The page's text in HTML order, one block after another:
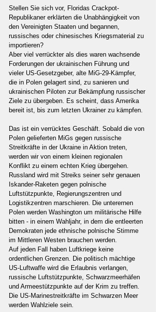
Stellen Sie sich vor, Floridas Crackpot-
Republikaner erklärten die Unabhängigkeit von
den Vereinigten Staaten und begannen,
russisches oder chinesisches Kriegsmaterial zu
importieren?
Aber viel verrückter als dies waren wachsende
Forderungen der ukrainischen Führung und
vieler US-Gesetzgeber, alte MiG-29-Kämpfer,
die in Polen gelagert sind, zu sanieren und
ukrainischen Piloten zur Bekämpfung russischer
Ziele zu übergeben. Es scheint, dass Amerika
bereit ist, bis zum letzten Ukrainer zu kämpfen.
Das ist ein verrücktes Geschäft. Sobald die von
Polen gelieferten MiGs gegen russische
Streitkräfte in der Ukraine in Aktion treten,
werden wir von einem kleinen regionalen
Konflikt zu einem echten Krieg übergehen.
Russland wird mit Streiks seiner sehr genauen
Iskander-Raketen gegen polnische
Luftstützpunkte, Regierungszentren und
Logistikzentren marschieren. Die unterernen
Polen werden Washington um militärische Hilfe
bitten - in einem Wahljahr, in dem die entleerten
Demokraten jede ethnische polnische Stimme
im Mittleren Westen brauchen werden.
Auf jeden Fall haben Luftkriege keine
ordentlichen Grenzen. Die politisch mächtige
US-Luftwaffe wird die Erlaubnis verlangen,
russische Luftstützpunkte, Schwarzmeerhäfen
und Armeestützpunkte auf der Krim zu treffen.
Die US-Marinestreitkräfte im Schwarzen Meer
werden Wahlziele sein.